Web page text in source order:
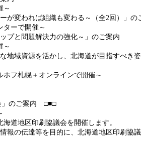
～
が変われば組織も変わる～（全2回）」の
ーで開催～
プと問題解決力の強化～」のご案内
～
地域資源を活かし、北海道が目指すべき
フ札幌＋オンラインで開催～
」のご案内 □■□
道地区印刷協議会を開催します。
報の伝達等を目的に、北海道地区印刷協